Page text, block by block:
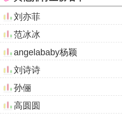
刘亦菲
范冰冰
angelababy杨颖
刘诗诗
孙俪
高圆圆